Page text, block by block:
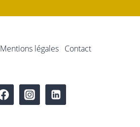
Mentions légales Contact